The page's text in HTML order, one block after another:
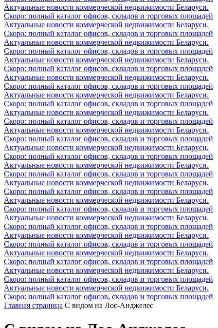
Актуальные новости коммерческой недвижимости Беларуси.
Скоро: полный каталог офисов, складов и торговых площадей
Актуальные новости коммерческой недвижимости Беларуси.
Скоро: полный каталог офисов, складов и торговых площадей
Актуальные новости коммерческой недвижимости Беларуси.
Скоро: полный каталог офисов, складов и торговых площадей
Актуальные новости коммерческой недвижимости Беларуси.
Скоро: полный каталог офисов, складов и торговых площадей
Актуальные новости коммерческой недвижимости Беларуси.
Скоро: полный каталог офисов, складов и торговых площадей
Актуальные новости коммерческой недвижимости Беларуси.
Скоро: полный каталог офисов, складов и торговых площадей
Актуальные новости коммерческой недвижимости Беларуси.
Скоро: полный каталог офисов, складов и торговых площадей
Актуальные новости коммерческой недвижимости Беларуси.
Скоро: полный каталог офисов, складов и торговых площадей
Актуальные новости коммерческой недвижимости Беларуси.
Скоро: полный каталог офисов, складов и торговых площадей
Актуальные новости коммерческой недвижимости Беларуси.
Скоро: полный каталог офисов, складов и торговых площадей
Актуальные новости коммерческой недвижимости Беларуси.
Скоро: полный каталог офисов, складов и торговых площадей
Актуальные новости коммерческой недвижимости Беларуси.
Скоро: полный каталог офисов, складов и торговых площадей
Актуальные новости коммерческой недвижимости Беларуси.
Скоро: полный каталог офисов, складов и торговых площадей
Актуальные новости коммерческой недвижимости Беларуси.
Скоро: полный каталог офисов, складов и торговых площадей
Актуальные новости коммерческой недвижимости Беларуси.
Скоро: полный каталог офисов, складов и торговых площадей
Актуальные новости коммерческой недвижимости Беларуси.
Скоро: полный каталог офисов, складов и торговых площадей
Актуальные новости коммерческой недвижимости Беларуси.
Скоро: полный каталог офисов, складов и торговых площадей
Главная страница С видом на Лос-Анджелес